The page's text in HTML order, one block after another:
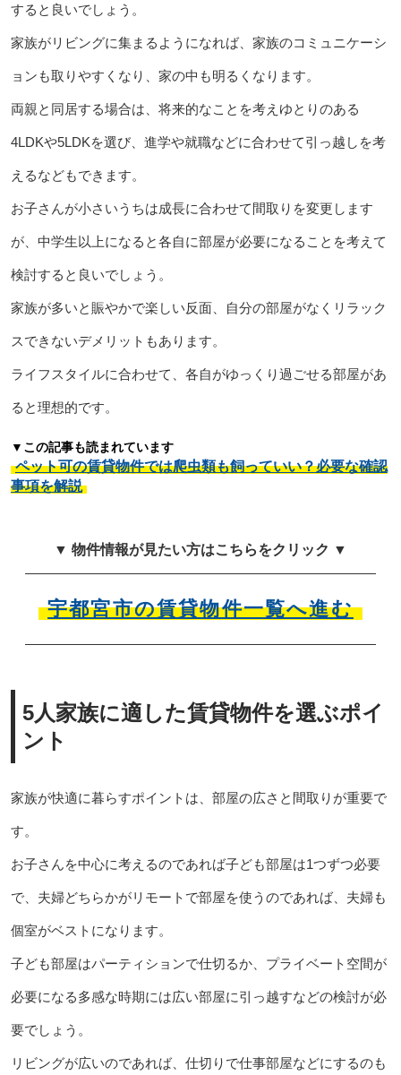
すると良いでしょう。
家族がリビングに集まるようになれば、家族のコミュニケーシ
ョンも取りやすくなり、家の中も明るくなります。
両親と同居する場合は、将来的なことを考えゆとりのある
4LDKや5LDKを選び、進学や就職などに合わせて引っ越しを考
えるなどもできます。
お子さんが小さいうちは成長に合わせて間取りを変更します
が、中学生以上になると各自に部屋が必要になることを考えて
検討すると良いでしょう。
家族が多いと賑やかで楽しい反面、自分の部屋がなくリラック
スできないデメリットもあります。
ライフスタイルに合わせて、各自がゆっくり過ごせる部屋があ
ると理想的です。
▼この記事も読まれています
ペット可の賃貸物件では爬虫類も飼っていい？必要な確認
事項を解説
▼ 物件情報が見たい方はこちらをクリック ▼
宇都宮市の賃貸物件一覧へ進む
5人家族に適した賃貸物件を選ぶポイ
ント
家族が快適に暮らすポイントは、部屋の広さと間取りが重要で
す。
お子さんを中心に考えるのであれば子ども部屋は1つずつ必要
で、夫婦どちらかがリモートで部屋を使うのであれば、夫婦も
個室がベストになります。
子ども部屋はパーティションで仕切るか、プライベート空間が
必要になる多感な時期には広い部屋に引っ越すなどの検討が必
要でしょう。
リビングが広いのであれば、仕切りで仕事部屋などにするのも